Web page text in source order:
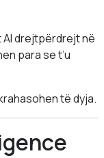
AI drejtpërdrejt në
para se t’u
të dyja.